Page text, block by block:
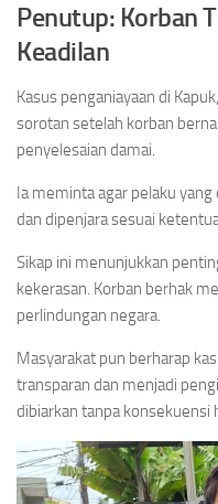
Penutup: Korban
Keadilan
Kasus penganiayaan di
sorotan setelah korban
penyelesaian damai.
Ia meminta agar pelaku
dan dipenjara sesuai
Sikap ini menunjukkan
kekerasan. Korban berhak
perlindungan negara.
Masyarakat pun berharap
transparan dan menjadi
dibiarkan tanpa konsekuensi